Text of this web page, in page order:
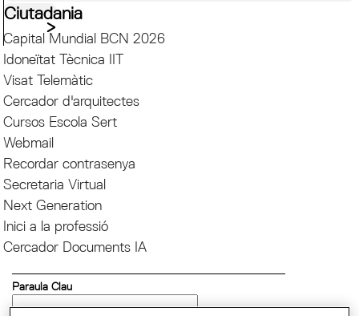
Ciutadania
Capital Mundial BCN 2026
Idoneïtat Tècnica IIT
Visat Telemàtic
Cercador d'arquitectes
Cursos Escola Sert
Webmail
Recordar contrasenya
Secretaria Virtual
Next Generation
Inici a la professió
Cercador Documents IA
Paraula Clau